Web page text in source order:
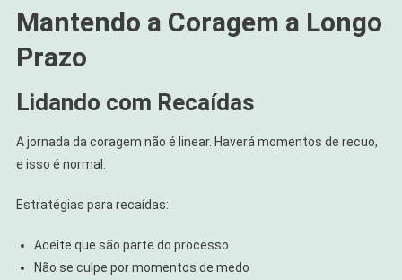
Mantendo a Coragem a Longo
Prazo
Lidando com Recaídas
A jornada da coragem não é linear. Haverá momentos de recuo,
e isso é normal.
Estratégias para recaídas:
Aceite que são parte do processo
Não se culpe por momentos de medo